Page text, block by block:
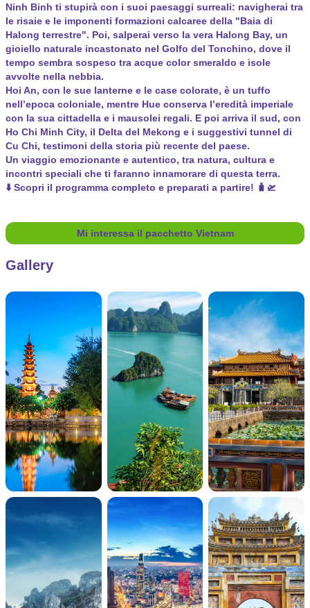
Ninh Binh ti stupirà con i suoi paesaggi surreali: navigherai tra
le risaie e le imponenti formazioni calcaree della "Baia di
Halong terrestre". Poi, salperai verso la vera Halong Bay, un
gioiello naturale incastonato nel Golfo del Tonchino, dove il
tempo sembra sospeso tra acque color smeraldo e isole
avvolte nella nebbia.
Hoi An, con le sue lanterne e le case colorate, è un tuffo
nell’epoca coloniale, mentre Hue conserva l’eredità imperiale
con la sua cittadella e i mausolei regali. E poi arriva il sud, con
Ho Chi Minh City, il Delta del Mekong e i suggestivi tunnel di
Cu Chi, testimoni della storia più recente del paese.
Un viaggio emozionante e autentico, tra natura, cultura e
incontri speciali che ti faranno innamorare di questa terra.
⬇️ Scopri il programma completo e preparati a partire! 🧳🛫
Mi interessa il pacchetto Vietnam
Gallery